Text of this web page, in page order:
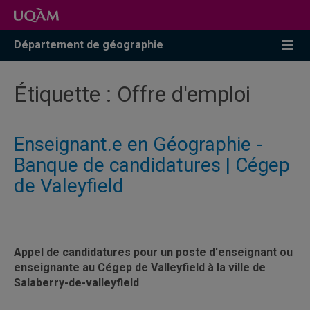
Accéder
recherche
Accéder
menu
pricipal
Accéder
zone
Département de géographie
Étiquette : Offre d'emploi
Enseignant.e en Géographie -
Banque de candidatures | Cégep
de Valeyfield
Appel de candidatures pour un poste d'enseignant ou
enseignante au Cégep de Valleyfield à la ville de
Salaberry-de-valleyfield